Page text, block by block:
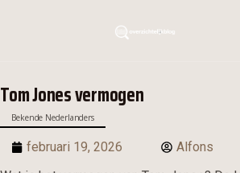
Tom Jones vermogen
Bekende Nederlanders
februari 19, 2026
Alfons